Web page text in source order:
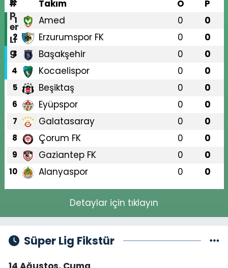
#
Takım O P
1 Amed 0 0
2 Erzurumspor FK 0 0
3 Başakşehir 0 0
4 Kocaelispor 0 0
5 Beşiktaş 0 0
6 Eyüpspor 0 0
7 Galatasaray 0 0
8 Çorum FK 0 0
9 Gaziantep FK 0 0
10 Alanyaspor 0 0
Detaylar için tıklayın
Süper Lig Fikstür